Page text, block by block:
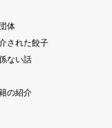
体
された餃子
ない話
の紹介